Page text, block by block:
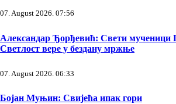
07. August 2026. 07:56
Александар Ђорђевић: Свети мученици
Светлост вере у бездану мржње
07. August 2026. 06:33
Бојан Муњин: Свијећа ипак гори